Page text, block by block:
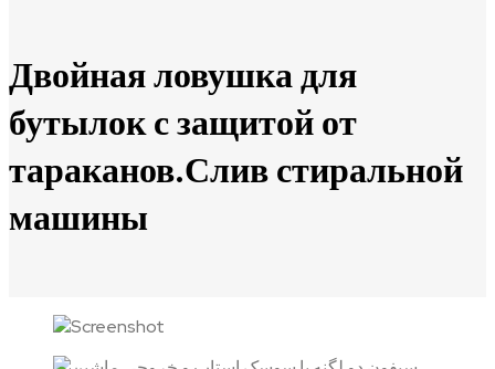
Двойная ловушка для
бутылок с защитой от
тараканов.Слив стиральной
машины